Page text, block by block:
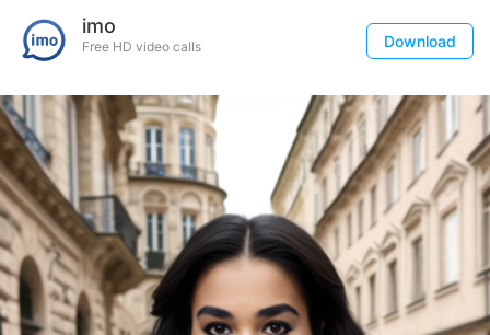
imo
Free HD video calls Download